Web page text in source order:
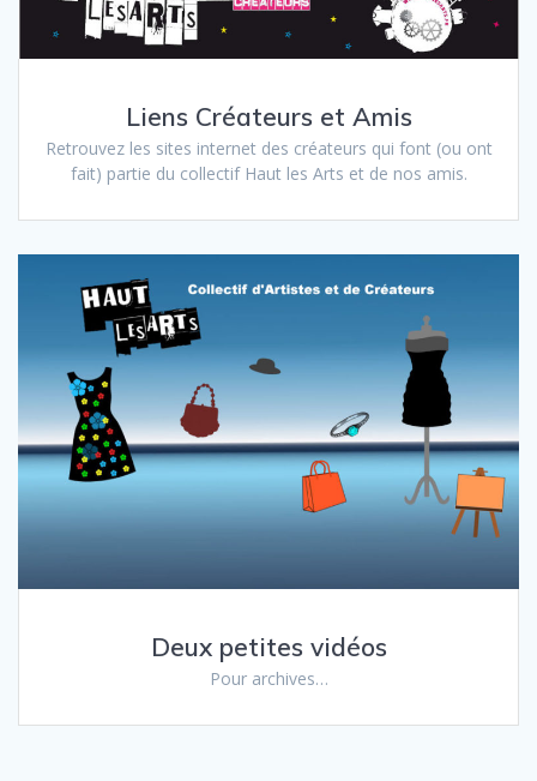
Liens Créateurs et Amis
Retrouvez les sites internet des créateurs qui font (ou ont
fait) partie du collectif Haut les Arts et de nos amis.
Deux petites vidéos
Pour archives…